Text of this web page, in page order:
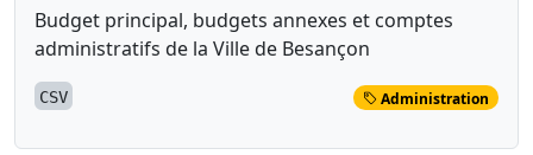
Budget principal, budgets annexes et comptes
administratifs de la Ville de Besançon
CSV Administration